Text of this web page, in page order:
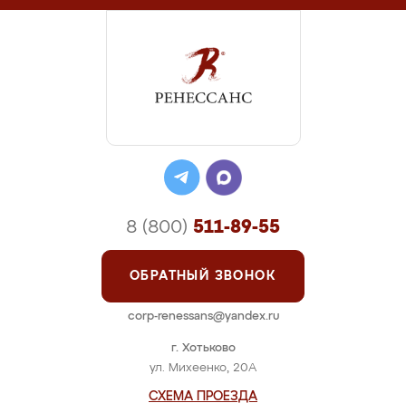
г. Хотьково
ул. Михеенко, 20А
СХЕМА ПРОЕЗДА
8 (800) 511-89-55
ОБРАТНЫЙ ЗВОНОК
corp-renessans@yandex.ru